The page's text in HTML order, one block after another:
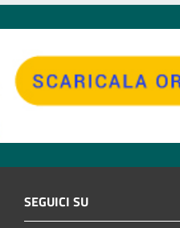
SEGUICI SU